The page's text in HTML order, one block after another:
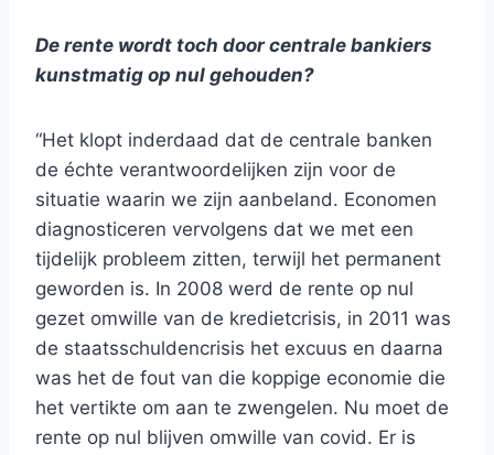
De rente wordt toch door centrale bankiers
kunstmatig op nul gehouden?
“Het klopt inderdaad dat de centrale banken
de échte verantwoordelijken zijn voor de
situatie waarin we zijn aanbeland. Economen
diagnosticeren vervolgens dat we met een
tijdelijk probleem zitten, terwijl het permanent
geworden is. In 2008 werd de rente op nul
gezet omwille van de kredietcrisis, in 2011 was
de staatsschuldencrisis het excuus en daarna
was het de fout van die koppige economie die
het vertikte om aan te zwengelen. Nu moet de
rente op nul blijven omwille van covid. Er is